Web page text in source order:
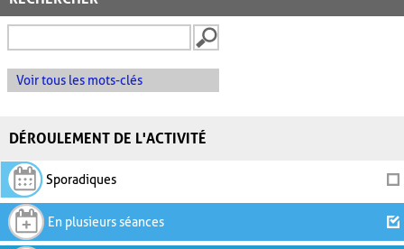
Voir tous les mots-clés
DÉROULEMENT DE L'ACTIVITÉ
Sporadiques
En plusieurs séances